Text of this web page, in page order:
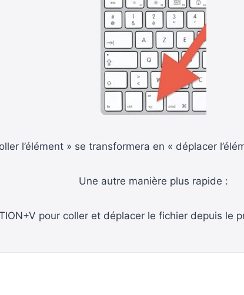
l’élément » se transformera en « déplacer
Une autre manière plus rapide :
pour coller et déplacer le fichier depuis le